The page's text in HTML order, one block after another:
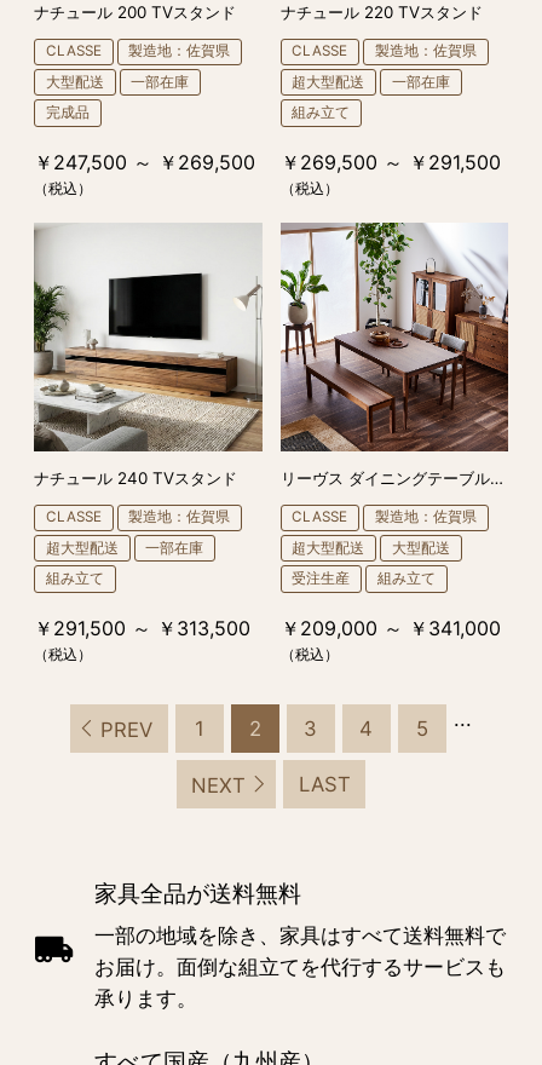
ナチュール 200 TVスタンド
CLASSE
製造地：佐賀県
大型配送
一部在庫
完成品
￥247,500 ～ ￥269,500
（税込）
ナチュール 220 TVスタンド
CLASSE
製造地：佐賀県
超大型配送
一部在庫
組み立て
￥269,500 ～ ￥291,500
（税込）
ナチュール 240 TVスタンド
CLASSE
製造地：佐賀県
超大型配送
一部在庫
組み立て
￥291,500 ～ ￥313,500
（税込）
リーヴス ダイニングテーブル(WN)
CLASSE
製造地：佐賀県
超大型配送
大型配送
受注生産
組み立て
￥209,000 ～ ￥341,000
（税込）
PREV 1 2 3 4 5 ...
NEXT LAST
家具全品が送料無料
一部の地域を除き、家具はすべて送料無料で
お届け。面倒な組立てを代行するサービスも
承ります。